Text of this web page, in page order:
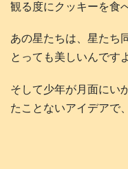
観る度にクッキーを食
あの星たちは、星たち
とっても美しいんです
そして少年が月面にい
たことないアイデアで